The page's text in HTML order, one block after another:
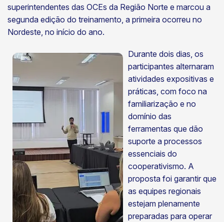
superintendentes das OCEs da Região Norte e marcou a
segunda edição do treinamento, a primeira ocorreu no
Nordeste, no início do ano.
Durante dois dias, os
participantes alternaram
atividades expositivas e
práticas, com foco na
familiarização e no
domínio das
ferramentas que dão
suporte a processos
essenciais do
cooperativismo. A
proposta foi garantir que
as equipes regionais
estejam plenamente
preparadas para operar